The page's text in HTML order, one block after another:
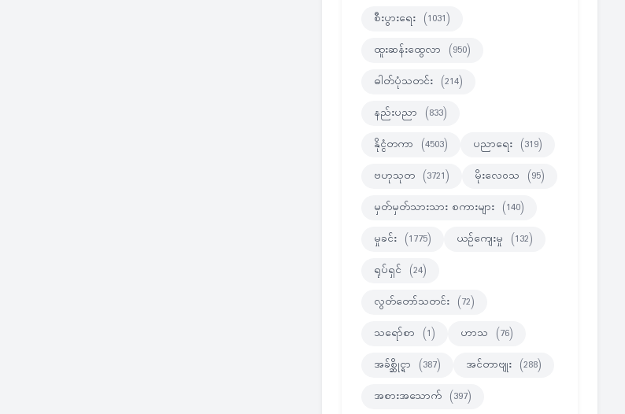
စီးပွားရေး (1031)
ထူးဆန်းထွေလာ (950)
ဓါတ်ပုံသတင်း (214)
နည်းပညာ (833)
နိုင္ငံတကာ (4503) ပညာရေး (319)
ဗဟုသုတ (3721) မိုးလေဝသ (95)
မှတ်မှတ်သားသား စကားများ (140)
မှုခင်း (1775) ယဉ်ကျေးမှု (132)
ရုပ်ရှင် (24)
လွတ်တော်သတင်း (72)
သရော်စာ (1) ဟာသ (76)
အခ်စ္ဆိုင္ရာ (387) အင်တာဗျုး (288)
အစားအသောက် (397)